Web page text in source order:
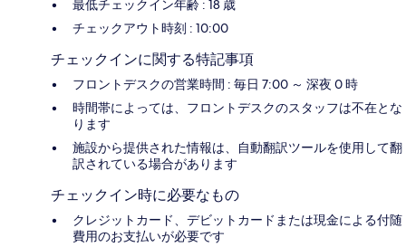
最低チェックイン年齢 : 18 歳
チェックアウト時刻 : 10:00
チェックインに関する特記事項
フロントデスクの営業時間 : 毎日 7:00 ～ 深夜 0 時
時間帯によっては、フロントデスクのスタッフは不在とな
ります
施設から提供された情報は、自動翻訳ツールを使用して翻
訳されている場合があります
チェックイン時に必要なもの
クレジットカード、デビットカードまたは現金による付随
費用のお支払いが必要です